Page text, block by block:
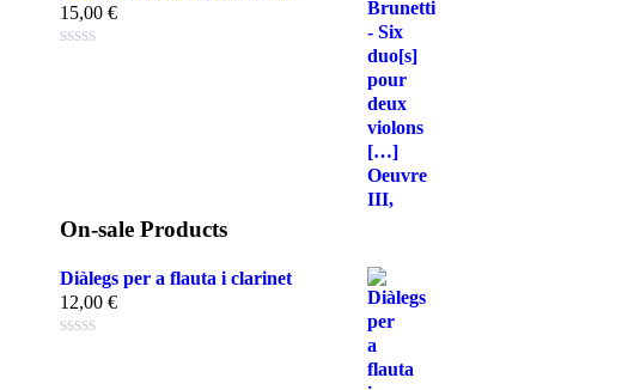
15,00 €
On-sale Products
Diàlegs per a flauta i clarinet
12,00 €